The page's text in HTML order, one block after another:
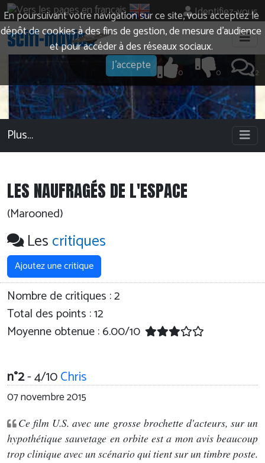
En poursuivant votre navigation sur ce site, vous acceptez le
dépôt de cookies à des fins de gestion, de mesure d’audience
et pour accéder à des réseaux sociaux.
J'accepte
Identifiez-vous
2
0
0
Plus…
LES NAUFRAGÉS DE L'ESPACE
(Marooned)
Lescritiques
Ajoutez une critique
Nombre de critiques :2
Total des points : 12
Moyenne obtenue :6.00/10
n°2- 4/10Chris
07 novembre 2015
Ce film U.S. avec une grosse brochette d'acteurs, sur un
hypothétique sauvetage en orbite est a mon avis beaucoup
trop clinique avec un scénario qui tient sur un timbre poste.